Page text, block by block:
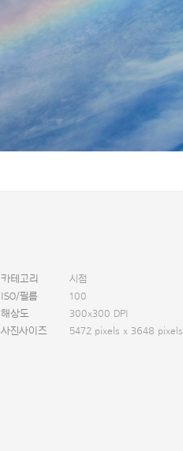
카테고리
시점
ISO/필름
100
해상도
300x300 DPI
사진사이즈 5472 pixels x 3648 pixels